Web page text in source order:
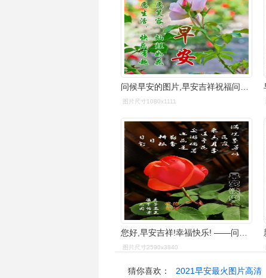
问候早安的图片,早安吉祥祝福问候图片-相术-荣耀易学
图片尺寸1080x1111
您好,早安吉祥!幸福快乐! ——问候祝福语图片集锦 (一)
图片尺寸2590x3840
猜你喜欢： 2021早安最火图片高清